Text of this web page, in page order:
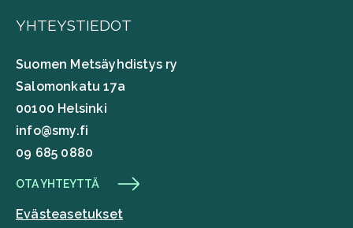
YHTEYSTIEDOT
Suomen Metsäyhdistys ry
Salomonkatu 17a
00100 Helsinki
info@smy.fi
09 685 0880
OTA YHTEYTTÄ
Evästeasetukset